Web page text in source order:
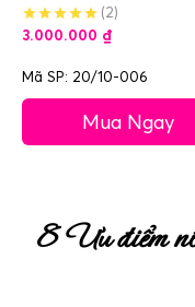
(2)
3.000.000 ₫
Mã SP: 20/10-006
Mua Ngay
8 Ưu điểm